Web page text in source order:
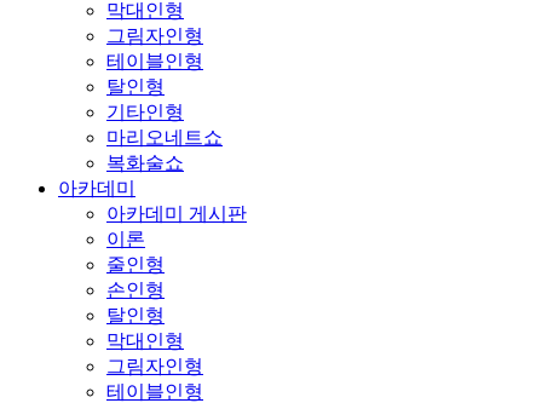
막대인형
그림자인형
테이블인형
탈인형
기타인형
마리오네트쇼
복화술쇼
아카데미
아카데미 게시판
이론
줄인형
손인형
탈인형
막대인형
그림자인형
테이블인형